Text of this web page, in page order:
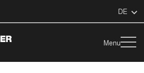
DE
Menu